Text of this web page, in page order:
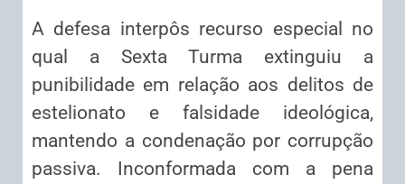
A defesa interpôs recurso especial no
qual a Sexta Turma extinguiu a
punibilidade em relação aos delitos de
estelionato e falsidade ideológica,
mantendo a condenação por corrupção
passiva. Inconformada com a pena